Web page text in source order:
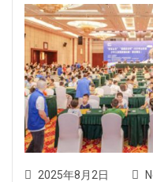
2025年8月2日